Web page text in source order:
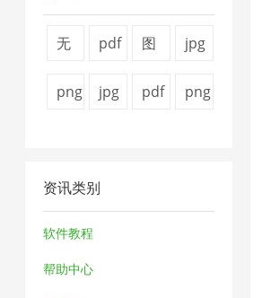
无
1
pdf
法
1
图
2
jpg
png
压
缩
1
jpg
压
pdf
png
资讯类别
软件教程
帮助中心